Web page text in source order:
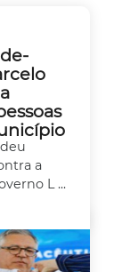
a
L ...